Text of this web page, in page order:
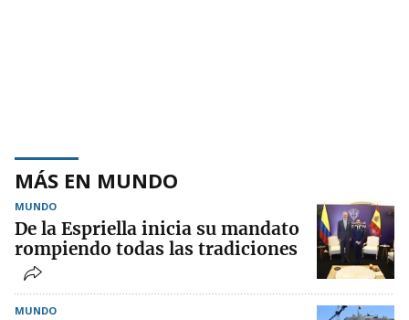
MÁS EN MUNDO
MUNDO
De la Espriella inicia su mandato
rompiendo todas las tradiciones
MUNDO